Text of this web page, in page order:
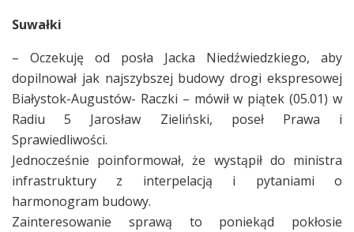
Suwałki
– Oczekuję od posła Jacka Niedźwiedzkiego, aby
dopilnował jak najszybszej budowy drogi ekspresowej
Białystok-Augustów- Raczki – mówił w piątek (05.01) w
Radiu 5 Jarosław Zieliński, poseł Prawa i
Sprawiedliwości.
Jednocześnie poinformował, że wystąpił do ministra
infrastruktury z interpelacją i pytaniami o
harmonogram budowy.
Zainteresowanie sprawą to poniekąd pokłosie